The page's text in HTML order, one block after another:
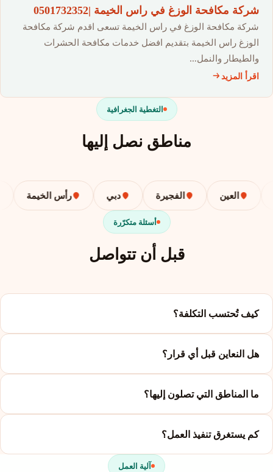
شركة مكافحة الوزغ في راس الخيمة |0501732352
شركة مكافحة الوزغ في راس الخيمة تسعى اقدم شركة مكافحة
الوزغ راس الخيمة بتقديم افضل خدمات مكافحة الحشرات
والطيطار والنمل…
اقرأ المزيد
التغطية الجغرافية
مناطق نصل إليها
العين الفجيرة دبي رأس الخيمة
أسئلة متكرّرة
قبل أن تتواصل
كيف تُحتسب التكلفة؟
هل النعاين قبل أي قرار؟
ما المناطق التي تصلون إليها؟
كم يستغرق تنفيذ العمل؟
آلية العمل